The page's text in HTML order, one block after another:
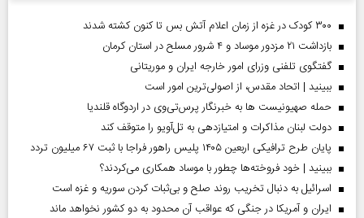
۳۰۰ کودک در غزه از زمان اعلام آتش بس تا کنون کشته شدند
بازداشت ۲۱ مزدور موساد و ۴ شرور مسلح در استان کرمان
گفتگوی تلفنی وزرای امور خارجه ایران و موریتانی
ببینید | اتحاد مقدس، از اصولی‌ترین امور است
حمله صهیونیست ها به خبرنگار پرس‌تی‌وی در اردوگاه قلندیا
دولت لبنان مذاکرات و امتیازدهی به تل‌آویو را متوقف کند
پایان طرح ترافیکی اربعین ۱۴۰۵ پلیس راهور فراجا با ثبت ۶۷ میلیون تردد
ببینید | خود فروخته‌ها چطور با موساد همکاری می‌کردند؟
اسرائیل به دنبال تخریب روند صلح و بی‌ثبات کردن سوریه و غزه است
ایران و آمریکا در جنگی که عواقب آن محدود به دو کشور نخواهد ماند